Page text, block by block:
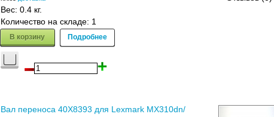
Вес: 0.4 кг.
Количество на складе: 1
В корзину Подробнее
Вал переноса 40X8393 для Lexmark MX310dn/